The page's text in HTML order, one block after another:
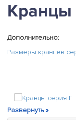
Кранцы
Дополнительно:
Размеры кранцев
Кранцы серия F